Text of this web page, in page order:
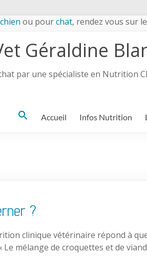
chien ou pourchat, rendez vous sur
Géraldine
par une spécialiste en Nutrition
Search Accueil Infos Nutrition
?
clinique vétérinaire répond à
mélange de croquettes et de